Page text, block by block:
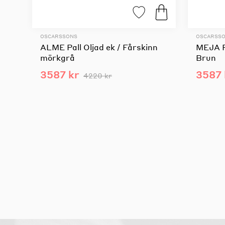
OSCARSSONS
ALME Pall Oljad ek / Fårskinn
mörkgrå
3587 kr 4220 kr
MEJA
Brun
3587